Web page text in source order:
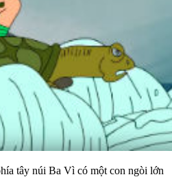
tây núi Ba Vì có một con ngòi lớn